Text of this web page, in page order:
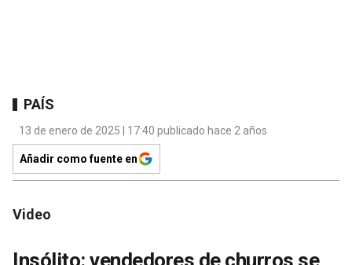
PAÍS
13 de enero de 2025 | 17:40 publicado hace 2 años
Añadir como fuente en
Video